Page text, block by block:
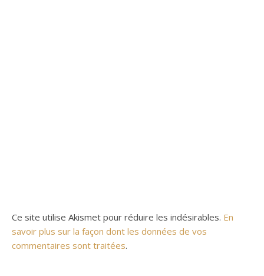
Ce site utilise Akismet pour réduire les indésirables. En
savoir plus sur la façon dont les données de vos
commentaires sont traitées.